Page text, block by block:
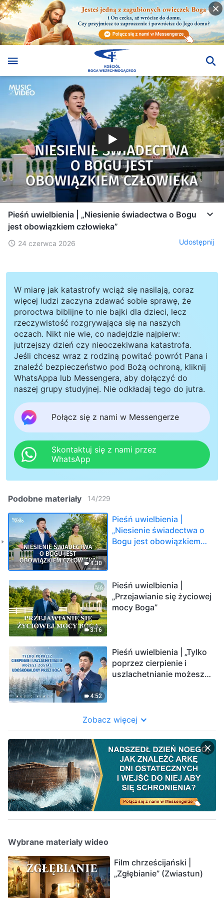
Pieśń uwielbienia | „Niesienie świadectwa o Bogu
jest obowiązkiem człowieka”
24 czerwca 2026 Udostępnij
W miarę jak katastrofy wciąż się nasilają, coraz
więcej ludzi zaczyna zdawać sobie sprawę, że
proroctwa biblijne to nie bajki dla dzieci, lecz
rzeczywistość rozgrywająca się na naszych
oczach. Nikt nie wie, co nadejdzie najpierw:
jutrzejszy dzień czy nieoczekiwana katastrofa.
Jeśli chcesz wraz z rodziną powitać powrót Pana i
znaleźć bezpieczeństwo pod Bożą ochroną, kliknij
WhatsAppa lub Messengera, aby dołączyć do
naszej grupy studyjnej. Nie odkładaj tego do jutra.
Połącz się z nami w Messengerze
Skontaktuj się z nami przez
WhatsApp
Podobne materiały 14/229
4:30
Pieśń uwielbienia |
„Niesienie świadectwa o
Bogu jest obowiązkiem
3:16
Pieśń uwielbienia |
„Przejawianie się życiowej
mocy Boga”
4:52
Pieśń uwielbienia | „Tylko
poprzez cierpienie i
uszlachetnianie możesz
Zobacz więcej
Wybrane materiały wideo
Film chrześcijański |
„Zgłębianie” (Zwiastun)